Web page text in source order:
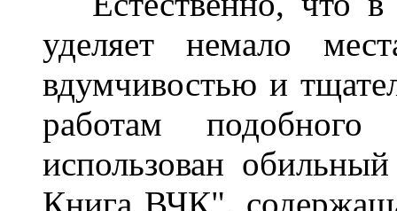
уделяет немало
вдумчивостью и
работам
использован
Книга ВЧК",